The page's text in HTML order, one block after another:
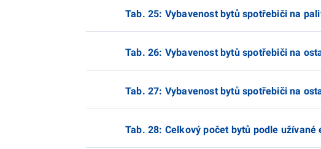
Tab. 25: Vybavenost bytů spotřebiči na
Tab. 26: Vybavenost bytů spotřebiči na
Tab. 27: Vybavenost bytů spotřebiči na
Tab. 28: Celkový počet bytů podle